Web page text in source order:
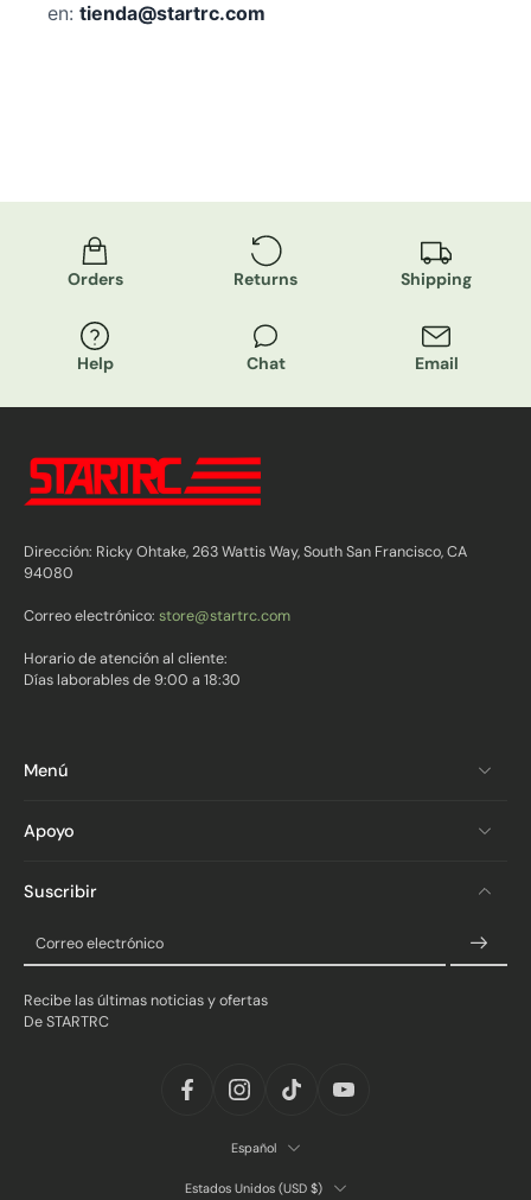
en: tienda@startrc.com
Orders Returns Shipping
Help Chat Email
Dirección: Ricky Ohtake, 263 Wattis Way, South San Francisco, CA
94080
Correo electrónico: store@startrc.com
Horario de atención al cliente:
Días laborables de 9:00 a 18:30
Menú
Apoyo
Suscribir
Correo electrónico
Recibe las últimas noticias y ofertas
De STARTRC
Español
Estados Unidos ‎(USD $)‎